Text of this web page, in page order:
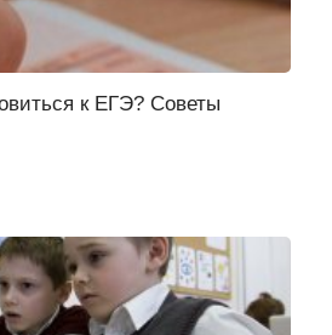
к ЕГЭ? Советы